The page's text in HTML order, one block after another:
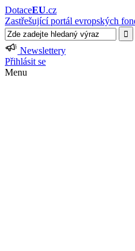
DotaceEU.cz
Zastřešující portál evropských
Newslettery
Přihlásit se
Menu